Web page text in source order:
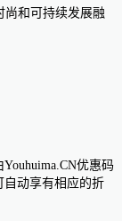
尚和可持续发展融
优惠码
自动享有相应的折